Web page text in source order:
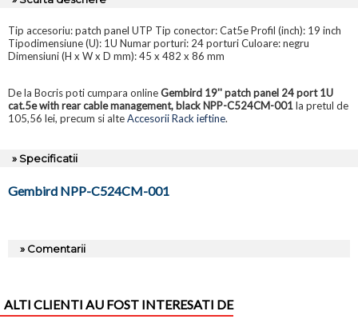
Tip accesoriu: patch panel UTP Tip conector: Cat5e Profil (inch): 19 inch
Tipodimensiune (U): 1U Numar porturi: 24 porturi Culoare: negru
Dimensiuni (H x W x D mm): 45 x 482 x 86 mm
De la Bocris poti cumpara onlineGembird 19'' patch panel 24 port 1U
cat.5e with rear cable management, black NPP-C524CM-001la pretul de
105,56 lei, precum si alteAccesorii Rack ieftine.
» Specificatii
Gembird NPP-C524CM-001
» Comentarii
ALTI CLIENTI AU FOST INTERESATI DE